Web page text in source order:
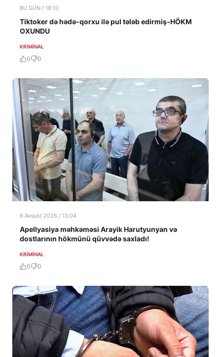
BU GÜN / 18:10
Tiktoker də hədə-qorxu ilə pul tələb edirmiş-HÖKM
OXUNDU
KRIMINAL
0 0
6 Avqust 2026 / 13:04
Apellyasiya məhkəməsi Arayik Harutyunyan və
dostlarının hökmünü qüvvədə saxladı!
KRIMINAL
0 0